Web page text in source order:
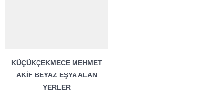
KÜÇÜKÇEKMECE MEHMET
AKIF BEYAZ EŞYA ALAN
YERLER